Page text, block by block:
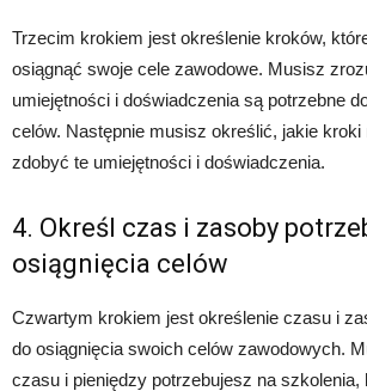
Trzecim krokiem jest określenie kroków,
osiągnąć swoje cele zawodowe. Musisz
umiejętności i doświadczenia są potrzebne
celów. Następnie musisz określić, jakie kroki
zdobyć te umiejętności i doświadczenia.
4. Określ czas i zasoby
osiągnięcia celów
Czwartym krokiem jest określenie czasu i
do osiągnięcia swoich celów zawodowych.
czasu i pieniędzy potrzebujesz na szkolenia,